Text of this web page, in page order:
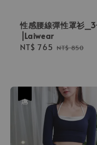
性感腰線彈性罩衫
⎟Laiwear
Sale
NT$ 765 Regular
NT$ 850